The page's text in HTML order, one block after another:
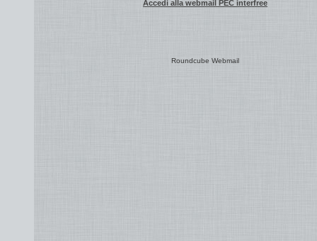
Accedi alla webmail PEC interfree
Roundcube Webmail